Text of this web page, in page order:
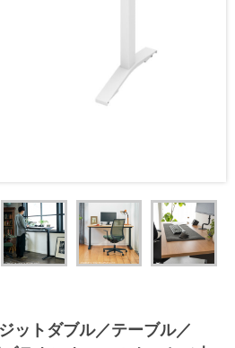
ットダブル／テーブル／